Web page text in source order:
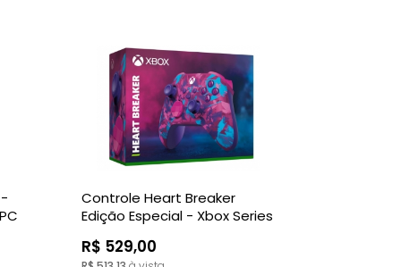
Controle Heart Breaker
Edição Especial - Xbox Series
R$ 529,00